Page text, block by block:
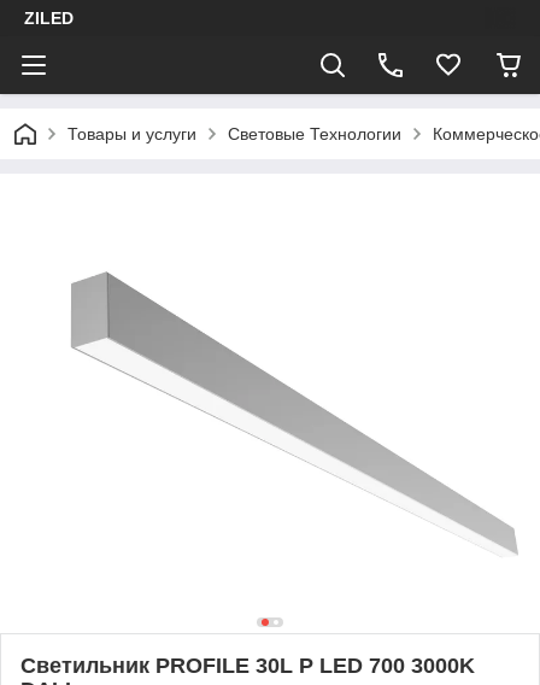
ZILED
Товары и услуги Световые Технологии
Светильник PROFILE 30L P LED 700 3000K